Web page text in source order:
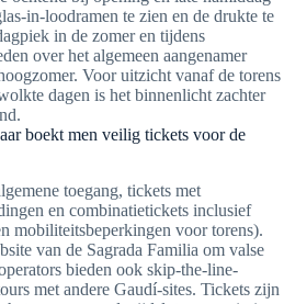
in-loodramen te zien en de drukte te
in de zomer en tijdens
over het algemeen aangenamer
Voor uitzicht vanaf de torens
dagen is het binnenlicht zachter
boekt men veilig tickets voor de
toegang, tickets met
en combinatietickets inclusief
mobiliteitsbeperkingen voor torens).
van de Sagrada Familia om valse
bieden ook skip-the-line-
met andere Gaudí-sites. Tickets zijn